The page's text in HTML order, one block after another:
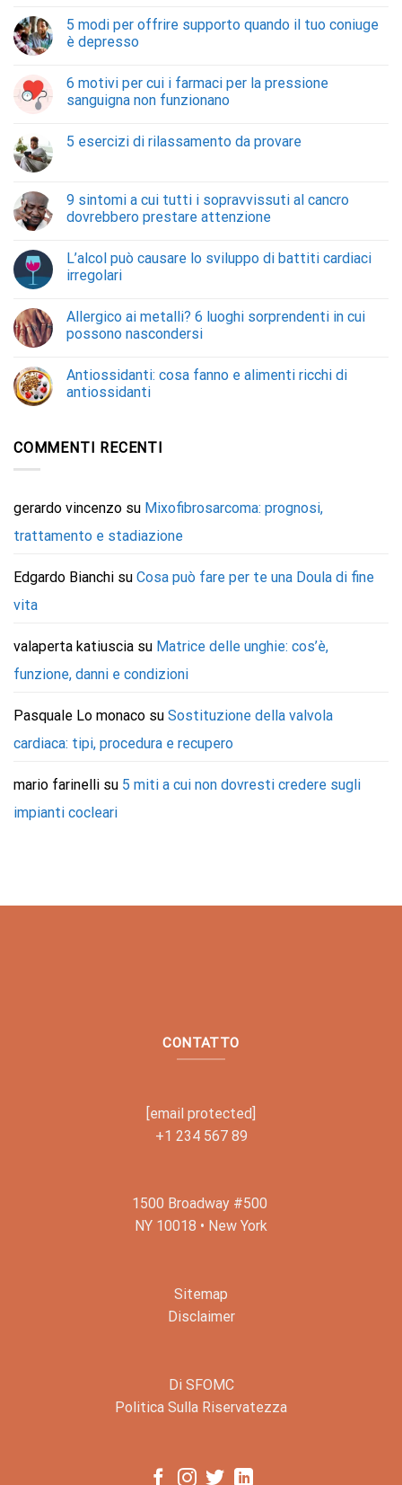
5 modi per offrire supporto quando il tuo coniuge
è depresso
6 motivi per cui i farmaci per la pressione
sanguigna non funzionano
5 esercizi di rilassamento da provare
9 sintomi a cui tutti i sopravvissuti al cancro
dovrebbero prestare attenzione
L’alcol può causare lo sviluppo di battiti cardiaci
irregolari
Allergico ai metalli? 6 luoghi sorprendenti in cui
possono nascondersi
Antiossidanti: cosa fanno e alimenti ricchi di
antiossidanti
COMMENTI RECENTI
gerardo vincenzo su Mixofibrosarcoma: prognosi,
trattamento e stadiazione
Edgardo Bianchi su Cosa può fare per te una Doula di fine
vita
valaperta katiuscia su Matrice delle unghie: cos’è,
funzione, danni e condizioni
Pasquale Lo monaco su Sostituzione della valvola
cardiaca: tipi, procedura e recupero
mario farinelli su 5 miti a cui non dovresti credere sugli
impianti cocleari
CONTATTO
[email protected]
+1 234 567 89
1500 Broadway #500
NY 10018 • New York
Sitemap
Disclaimer
Di SFOMC
Politica Sulla Riservatezza